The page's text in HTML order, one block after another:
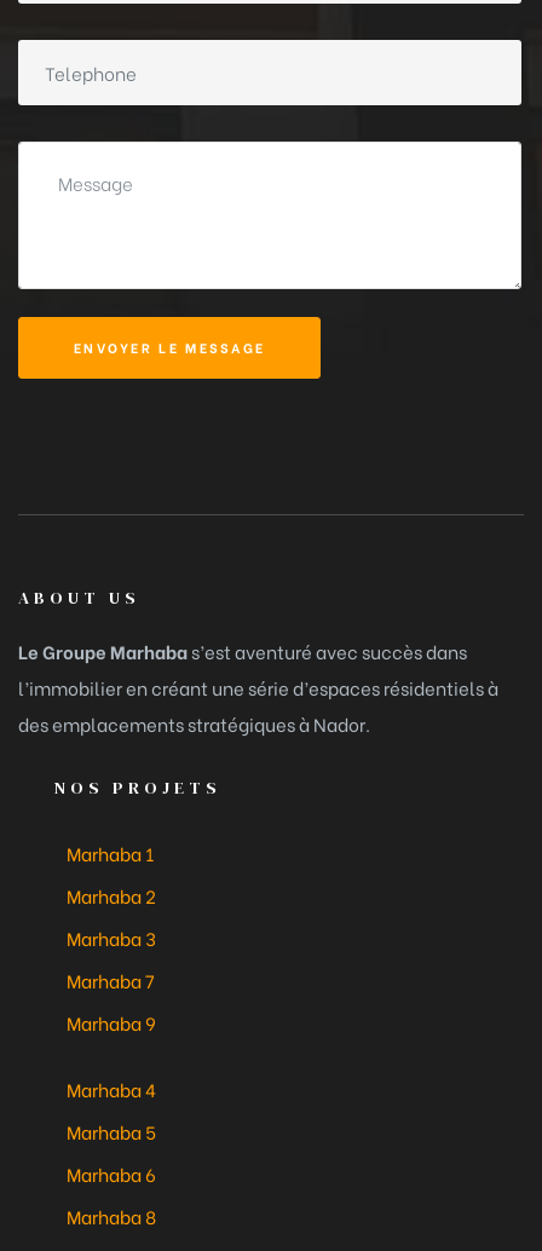
ENVOYER LE MESSAGE
ABOUT US
Le Groupe Marhabas’est aventuré avec succès dans
l’immobilier en créant une série d’espaces résidentiels à
des emplacements stratégiques à Nador.
NOS PROJETS
Marhaba 1
Marhaba 2
Marhaba 3
Marhaba 7
Marhaba 9
Marhaba 4
Marhaba 5
Marhaba 6
Marhaba 8